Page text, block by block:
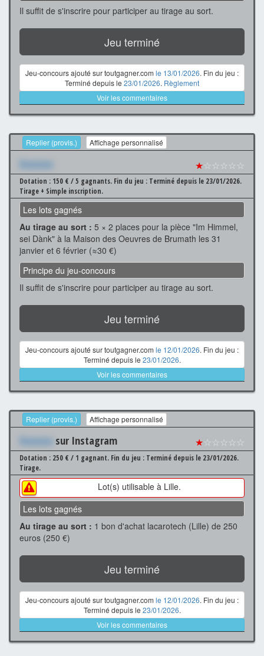
Il suffit de s'inscrire pour participer au tirage au sort.
Jeu terminé
Jeu-concours ajouté sur toutgagner.com le 13/01/2026. Fin du jeu :
Terminé depuis le 23/01/2026. Règlement
Voir les commentaires
Replier (provis.) Affichage personnalisé
Xxxxxxx ★☆☆☆☆☆
Dotation : 150 € / 5 gagnants. Fin du jeu : Terminé depuis le 23/01/2026.
Tirage + Simple inscription.
Les lots gagnés
Au tirage au sort : 5 × 2 places pour la pièce "Im Himmel,
sei Dànk" à la Maison des Oeuvres de Brumath les 31
janvier et 6 février (≈30 €)
Principe du jeu-concours
Il suffit de s'inscrire pour participer au tirage au sort.
Jeu terminé
Jeu-concours ajouté sur toutgagner.com le 12/01/2026. Fin du jeu :
Terminé depuis le 23/01/2026.
Voir les commentaires
Replier (provis.) Affichage personnalisé
Xxxxxxx sur Instagram ★☆☆☆☆☆
Dotation : 250 € / 1 gagnant. Fin du jeu : Terminé depuis le 23/01/2026.
Tirage.
Lot(s) utilisable à Lille.
Les lots gagnés
Au tirage au sort : 1 bon d'achat lacarotech (Lille) de 250
euros (250 €)
Jeu terminé
Jeu-concours ajouté sur toutgagner.com le 12/01/2026. Fin du jeu :
Terminé depuis le 23/01/2026.
Voir les commentaires